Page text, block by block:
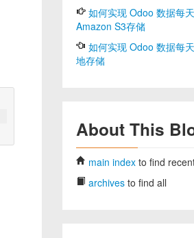
如何实现 Odoo 数据每
Amazon S3存储
如何实现 Odoo 数据每
地存储
About This
main index to find
archives to find all